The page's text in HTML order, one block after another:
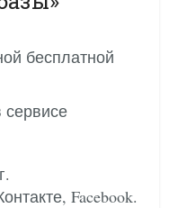
бесплатной
сервисе
Facebook.